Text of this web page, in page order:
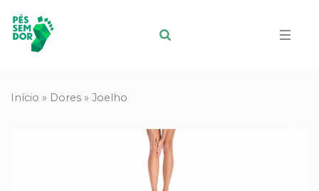
Início » Dores » Joelho